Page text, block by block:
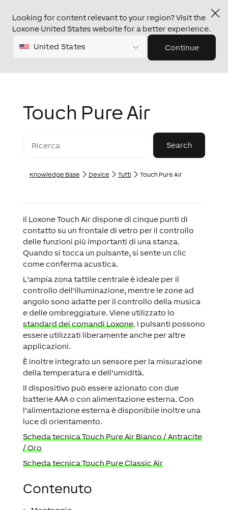
Looking for content relevant to your region? Visit the
Loxone United States website for a better experience.
United States Continue
Touch Pure Air
Knowledge Base Device Tutti Touch Pure Air
Il Loxone Touch Air dispone di cinque punti di
contatto su un frontale di vetro per il controllo
delle funzioni più importanti di una stanza.
Quando si tocca un pulsante, si sente un clic
come conferma acustica.
L'ampia zona tattile centrale è ideale per il
controllo dell'illuminazione, mentre le zone ad
angolo sono adatte per il controllo della musica
e delle ombreggiature. Viene utilizzato lo
standard dei comandi Loxone. I pulsanti possono
essere utilizzati liberamente anche per altre
applicazioni.
È inoltre integrato un sensore per la misurazione
della temperatura e dell'umidità.
Il dispositivo può essere azionato con due
batterie AAA o con alimentazione esterna. Con
l'alimentazione esterna è disponibile inoltre una
luce di orientamento.
Scheda tecnica Touch Pure Air Bianco /Antracite
/Oro
Scheda tecnica Touch Pure Classic Air
Contenuto